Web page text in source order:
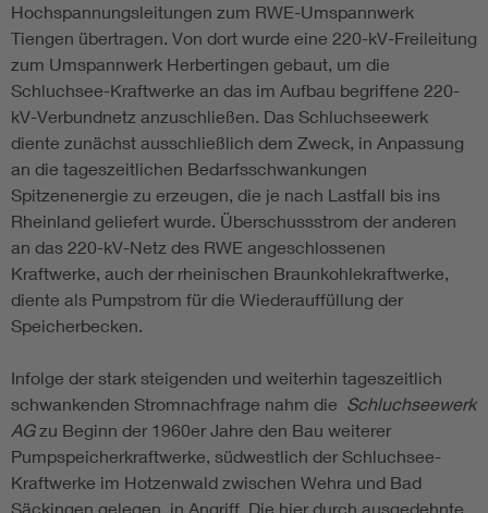
Hochspannungsleitungen zum RWE-Umspannwerk
Tiengen übertragen. Von dort wurde eine 220-kV-Freileitung
zum Umspannwerk Herbertingen gebaut, um die
Schluchsee-Kraftwerke an das im Aufbau begriffene 220-
kV-Verbundnetz anzuschließen. Das Schluchseewerk
diente zunächst ausschließlich dem Zweck, in Anpassung
an die tageszeitlichen Bedarfsschwankungen
Spitzenenergie zu erzeugen, die je nach Lastfall bis ins
Rheinland geliefert wurde. Überschussstrom der anderen
an das 220-kV-Netz des RWE angeschlossenen
Kraftwerke, auch der rheinischen Braunkohlekraftwerke,
diente als Pumpstrom für die Wiederauffüllung der
Speicherbecken.
Infolge der stark steigenden und weiterhin tageszeitlich
schwankenden Stromnachfrage nahm die Schluchseewerk
AGzu Beginn der 1960er Jahre den Bau weiterer
Pumpspeicherkraftwerke, südwestlich der Schluchsee-
Kraftwerke im Hotzenwald zwischen Wehra und Bad
Säckingen gelegen, in Angriff. Die hier durch ausgedehnte